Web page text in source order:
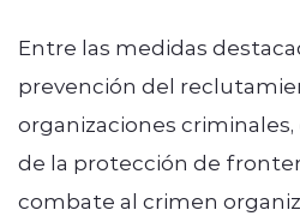
Entre las medidas
prevención del
organizaciones
de la protección de
combate al crimen